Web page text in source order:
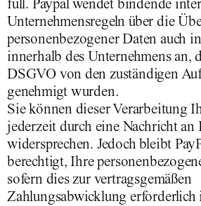
full. Paypal wendet bindende
Unternehmensregeln über die
personenbezogener Daten auch
innerhalb des Unternehmens an,
DSGVO von den zuständigen
genehmigt wurden.
Sie können dieser Verarbeitung
jederzeit durch eine Nachricht an
widersprechen. Jedoch bleibt
berechtigt, Ihre
sofern dies zur vertragsgemäßen
Zahlungsabwicklung erforderlich